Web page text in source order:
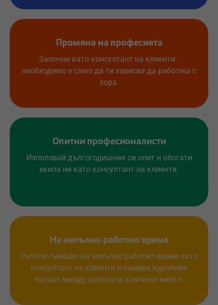
Промяна на професията
Започни като консултант на клиенти -
необходимо е само да ти харесва да работиш с
хора.
Опитни професионалисти
Използвай дългогодишния си опит и обогати
екипа ни като консултант на клиенти.
На непълно работно време
Работи гъвкаво на непълно работно време като
консултант на клиенти и намери идеалния
баланс между работата и личния живот.